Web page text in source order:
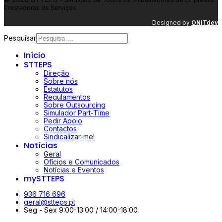
Prestadoras de Serviços
Designed by ONITdev
Pesquisar
Início
STTEPS
Direção
Sobre nós
Estatutos
Regulamentos
Sobre Outsourcing
Simulador Part-Time
Pedir Apoio
Contactos
Sindicalizar-me!
Notícias
Geral
Ofícios e Comunicados
Notícias e Eventos
mySTTEPS
936 716 696
geral@stteps.pt
Seg - Sex 9:00-13:00 / 14:00-18:00